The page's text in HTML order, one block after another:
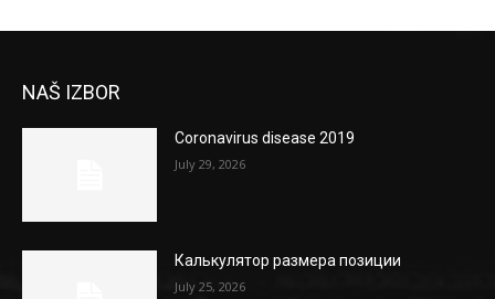
NAŠ IZBOR
Coronavirus disease 2019
July 29, 2026
Калькулятор размера позиции
July 25, 2026